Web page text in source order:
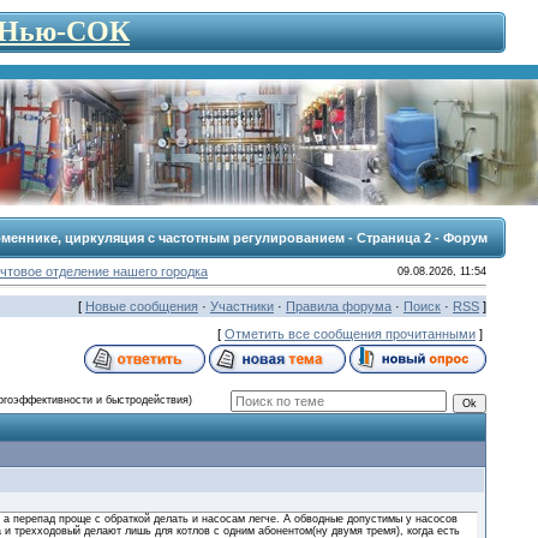
Нью-СОК
циркуляция с частотным регулированием - Страница 2 - Форум
отделение нашего городка 09.08.2026, 11:54
[ Новые сообщения· Участники· Правила форума· Поиск· RSS]
[ Отметить все сообщения прочитанными]
и быстродействия)
перепад проще с обраткой делать и насосам легче. А обводные допустимы у насосов
делают лишь для котлов с одним абонентом(ну двумя тремя), когда есть